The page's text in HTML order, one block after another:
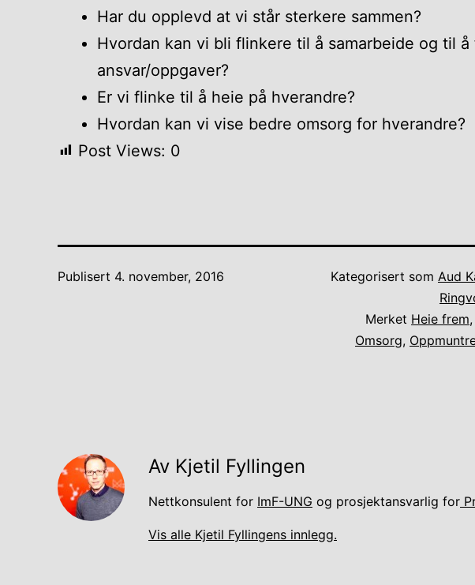
Har du opplevd at vi står sterkere sammen?
Hvordan kan vi bli flinkere til å samarbeide og til
ansvar/oppgaver?
Er vi flinke til å heie på hverandre?
Hvordan kan vi vise bedre omsorg for hverandre?
Post Views: 0
Publisert 4. november, 2016 Kategorisert som Aud
Merket Heie frem
Omsorg,
Av Kjetil Fyllingen
Nettkonsulent for ImF-UNG og prosjektansvarlig for
Vis alle Kjetil Fyllingens innlegg.